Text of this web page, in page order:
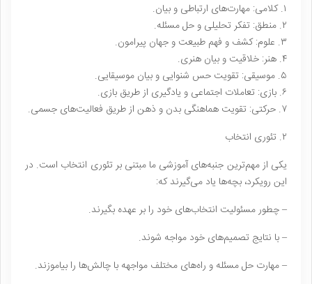
۱. کلامی: مهارت‌های ارتباطی و بیان.
۲. منطق: تفکر تحلیلی و حل مسئله.
۳. علوم: کشف و فهم طبیعت و جهان پیرامون.
۴. هنر: خلاقیت و بیان هنری.
۵. موسیقی: تقویت حس شنوایی و بیان موسیقایی.
۶. بازی: تعاملات اجتماعی و یادگیری از طریق بازی.
۷. حرکتی: تقویت هماهنگی بدن و ذهن از طریق فعالیت‌های جسمی.
۲. تئوری انتخاب
یکی از مهم‌ترین جنبه‌های آموزشی ما مبتنی بر تئوری انتخاب است. در
این رویکرد، بچه‌ها یاد می‌گیرند که:
– چطور مسئولیت انتخاب‌های خود را بر عهده بگیرند.
– با نتایج تصمیم‌های خود مواجه شوند.
– مهارت حل مسئله و راه‌های مختلف مواجهه با چالش‌ها را بیاموزند.